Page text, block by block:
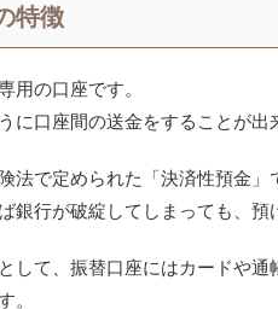
特徴
用の口座です。
に口座間の送金をすることが出
法で定められた「決済性預金」
銀行が破綻してしまっても、預
して、振替口座にはカードや
。